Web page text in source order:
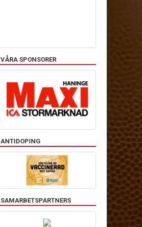
VÅRA SPONSORER
ANTIDOPING
SAMARBETSPARTNERS